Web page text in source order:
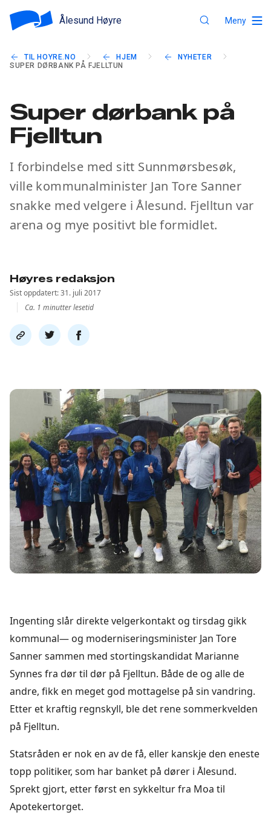
Ålesund Høyre Meny
TIL HOYRE.NO HJEM
NYHETER
SUPER DØRBANK PÅ FJELLTUN
Super dørbank på
Fjelltun
I forbindelse med sitt Sunnmørsbesøk,
ville kommunalminister Jan Tore Sanner
snakke med velgere i Ålesund. Fjelltun var
arena og mye positivt ble formidlet.
Høyres redaksjon
Sist oppdatert: 31. juli 2017
Ca. 1 minutter lesetid
Del
link
Del
på
Del
på
Ingenting slår direkte velgerkontakt og tirsdag gikk
kommunal— og moderniseringsminister Jan Tore
Sanner sammen med stortingskandidat Marianne
Synnes fra dør til dør på Fjelltun. Både de og alle de
andre, fikk en meget god mottagelse på sin vandring.
Etter et kraftig regnskyll, ble det rene sommerkvelden
på Fjelltun.
Statsråden er nok en av de få, eller kanskje den eneste
topp politiker, som har banket på dører i Ålesund.
Sprekt gjort, etter først en sykkeltur fra Moa til
Apotekertorget.